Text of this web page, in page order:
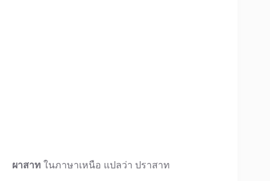
ผาสาท ในภาษาเหนือ แปลว่า ปราสาท